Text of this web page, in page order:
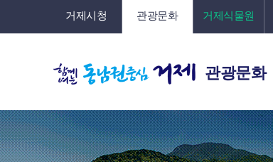
거제시청 관광문화 거제식물원
관광문화